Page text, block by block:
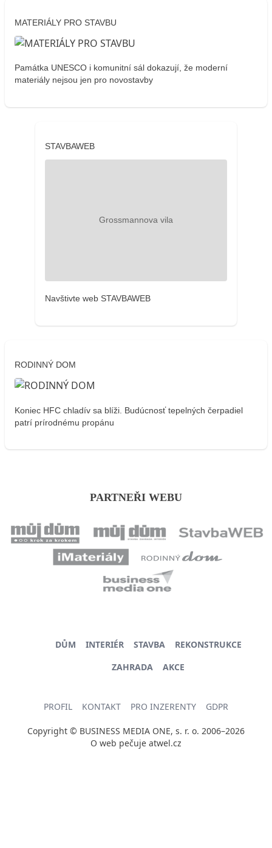
MATERIÁLY PRO STAVBU
Památka UNESCO i komunitní sál dokazují, že moderní
materiály nejsou jen pro novostavby
STAVBAWEB
Navštivte web STAVBAWEB
RODINNÝ DOM
Koniec HFC chladív sa blíži. Budúcnosť tepelných čerpadiel
patrí prírodnému propánu
PARTNEŘI WEBU
DŮM INTERIÉR STAVBA
REKONSTRUKCE
ZAHRADA
AKCE
PROFIL KONTAKT PRO INZERENTY GDPR
Copyright © BUSINESS MEDIA ONE, s. r. o. 2006–2026